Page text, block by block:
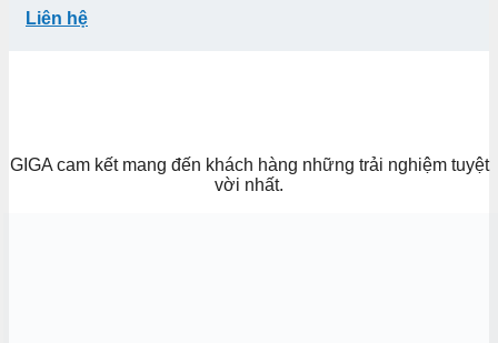
Liên hệ
GIGA cam kết mang đến khách hàng những trải nghiệm tuyệt
vời nhất.